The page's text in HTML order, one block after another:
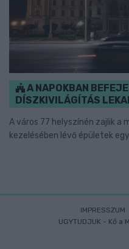
A NAPOKBAN
DÍSZKIVILÁGÍTÁS
A város 77 helyszínén zajlik a
kezelésében lévő épületek
IMPRESSZUM
UGYTUDJUK - Kő a